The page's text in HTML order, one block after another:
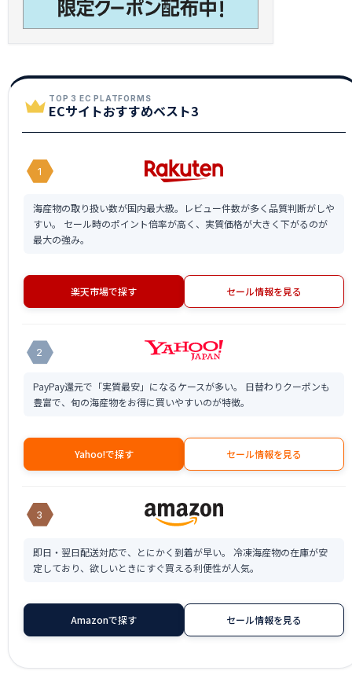
TOP 3 EC PLATFORMS
ECサイトおすすめベスト3
1
海産物の取り扱い数が国内最大級。レビュー件数が多く品質判断がしや
すい。 セール時のポイント倍率が高く、実質価格が大きく下がるのが
最大の強み。
楽天市場で探す セール情報を見る
2
PayPay還元で「実質最安」になるケースが多い。 日替わりクーポンも
豊富で、旬の海産物をお得に買いやすいのが特徴。
Yahoo!で探す セール情報を見る
3
即日・翌日配送対応で、とにかく到着が早い。 冷凍海産物の在庫が安
定しており、欲しいときにすぐ買える利便性が人気。
Amazonで探す セール情報を見る